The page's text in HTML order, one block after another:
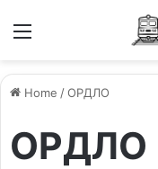
Home /ОРДЛО
ОРДЛО